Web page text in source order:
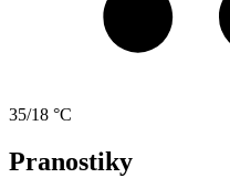
35/18 °C
Pranostiky